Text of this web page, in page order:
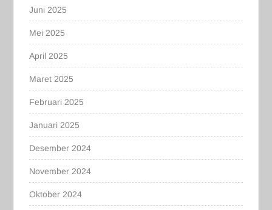
Juni 2025
Mei 2025
April 2025
Maret 2025
Februari 2025
Januari 2025
Desember 2024
November 2024
Oktober 2024